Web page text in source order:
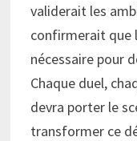
validerait les
confirmerait que
nécessaire pour
Chaque duel,
devra porter le
transformer ce